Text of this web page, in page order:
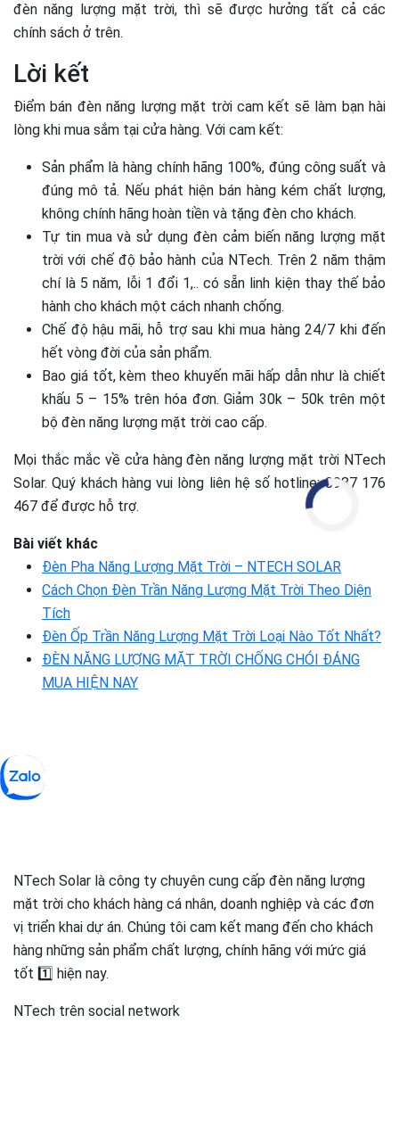
đèn năng lượng mặt trời, thì sẽ được hưởng tất cả các
chính sách ở trên.
Lời kết
Điểm bán đèn năng lượng mặt trời cam kết sẽ làm bạn hài
lòng khi mua sắm tại cửa hàng. Với cam kết:
Sản phẩm là hàng chính hãng 100%, đúng công suất và
đúng mô tả. Nếu phát hiện bán hàng kém chất lượng,
không chính hãng hoàn tiền và tặng đèn cho khách.
Tự tin mua và sử dụng đèn cảm biến năng lượng mặt
trời với chế độ bảo hành của NTech. Trên 2 năm thậm
chí là 5 năm, lỗi 1 đổi 1,.. có sẵn linh kiện thay thế bảo
hành cho khách một cách nhanh chống.
Chế độ hậu mãi, hỗ trợ sau khi mua hàng 24/7 khi đến
hết vòng đời của sản phẩm.
Bao giá tốt, kèm theo khuyến mãi hấp dẫn như là chiết
khấu 5 – 15% trên hóa đơn. Giảm 30k – 50k trên một
bộ đèn năng lượng mặt trời cao cấp.
Mọi thắc mắc về cửa hàng đèn năng lượng mặt trời NTech
Solar. Quý khách hàng vui lòng liên hệ số hotline: 0987 176
467 để được hỗ trợ.
Bài viết khác
Đèn Pha Năng Lượng Mặt Trời – NTECH SOLAR
Cách Chọn Đèn Trần Năng Lượng Mặt Trời Theo Diện
Tích
Đèn Ốp Trần Năng Lượng Mặt Trời Loại Nào Tốt Nhất?
ĐÈN NĂNG LƯỢNG MẶT TRỜI CHỐNG CHÓI ĐÁNG
MUA HIỆN NAY
NTech Solar là công ty chuyên cung cấp đèn năng lượng
mặt trời cho khách hàng cá nhân, doanh nghiệp và các đơn
vị triển khai dự án. Chúng tôi cam kết mang đến cho khách
hàng những sản phẩm chất lượng, chính hãng với mức giá
tốt 1️⃣ hiện nay.
NTech trên social network